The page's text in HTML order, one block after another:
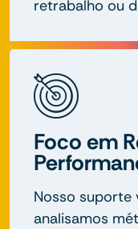
retrabalho ou
Foco em
Nosso suporte
analisamos